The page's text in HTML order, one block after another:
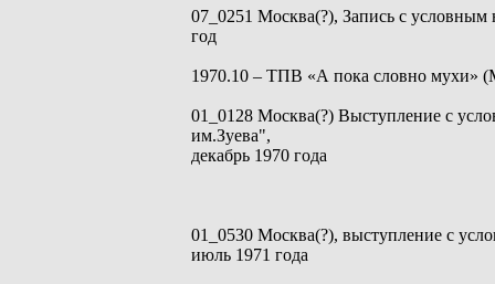
07_0251 Москва(?), Запись с условным
год
1970.10 – ТПВ «А пока словно мухи»
01_0128 Москва(?) Выступление с
им.Зуева",
декабрь 1970 года
01_0530 Москва(?), выступление с
июль 1971 года